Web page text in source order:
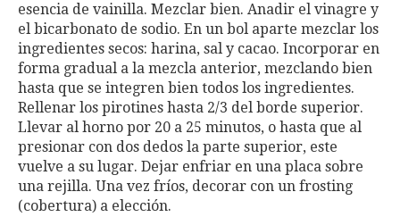
esencia de vainilla. Mezclar bien. Anadir el vinagre y
el bicarbonato de sodio. En un bol aparte mezclar los
ingredientes secos: harina, sal y cacao. Incorporar en
forma gradual a la mezcla anterior, mezclando bien
hasta que se integren bien todos los ingredientes.
Rellenar los pirotines hasta 2/3 del borde superior.
Llevar al horno por 20 a 25 minutos, o hasta que al
presionar con dos dedos la parte superior, este
vuelve a su lugar. Dejar enfriar en una placa sobre
una rejilla. Una vez fríos, decorar con un frosting
(cobertura) a elección.